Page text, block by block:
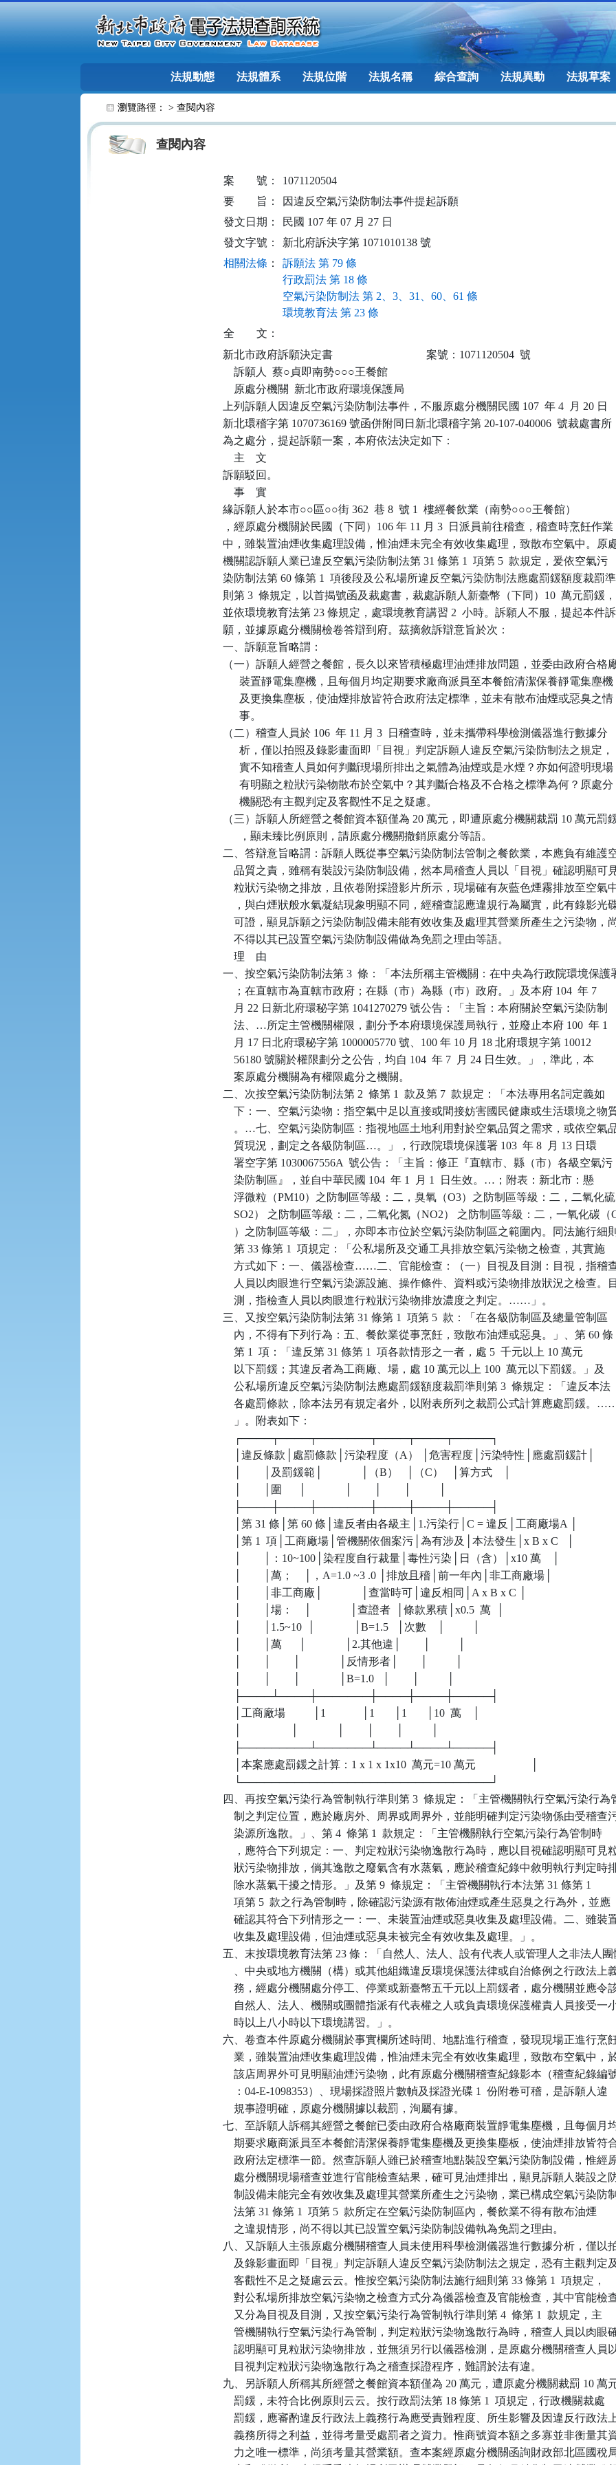
法規動態 法規體系 法規位階 法規名稱 綜合查詢 法規異動 法規草案
瀏覽路徑： > 查閱內容
查閱內容
案 號：
1071120504
要
旨：
因違反空氣污染防制法事件提起訴願
發文日期：
民國 107 年 07 月 27 日
發文字號：
新北府訴決字第 1071010138 號
相關法條 ：
訴願法 第 79 條
行政罰法 第 18 條
空氣污染防制法 第 2、3、31、60、61 條
環境教育法 第 23 條
全
文：
新北市政府訴願決定書                                  案號：1071120504  號
    訴願人  蔡○貞即南勢○○○王餐館
    原處分機關  新北市政府環境保護局
上列訴願人因違反空氣污染防制法事件，不服原處分機關民國 107  年 4  月 20 日
新北環稽字第 1070736169 號函併附同日新北環稽字第 20-107-040006  號裁處書所
為之處分，提起訴願一案，本府依法決定如下：
    主    文
訴願駁回。
    事    實
緣訴願人於本市○○區○○街 362  巷 8  號 1  樓經餐飲業（南勢○○○王餐館）
，經原處分機關於民國（下同）106 年 11 月 3  日派員前往稽查，稽查時烹飪作業
中，雖裝置油煙收集處理設備，惟油煙未完全有效收集處理，致散布空氣中。原
機關認訴願人業已違反空氣污染防制法第 31 條第 1  項第 5  款規定，爰依空氣污
染防制法第 60 條第 1  項後段及公私場所違反空氣污染防制法應處罰鍰額度裁罰準
則第 3  條規定，以首揭號函及裁處書，裁處訴願人新臺幣（下同）10  萬元罰鍰，
並依環境教育法第 23 條規定，處環境教育講習 2  小時。訴願人不服，提起本件訴
願，並據原處分機關檢卷答辯到府。茲摘敘訴辯意旨於次：
一、訴願意旨略謂：
（一）訴願人經營之餐館，長久以來皆積極處理油煙排放問題，並委由政府合格
      裝置靜電集塵機，且每個月均定期要求廠商派員至本餐館清潔保養靜電集塵機
      及更換集塵板，使油煙排放皆符合政府法定標準，並未有散布油煙或惡臭之情
      事。
（二）稽查人員於 106  年 11 月 3  日稽查時，並未攜帶科學檢測儀器進行數據分
      析，僅以拍照及錄影畫面即「目視」判定訴願人違反空氣污染防制法之規定，
      實不知稽查人員如何判斷現場所排出之氣體為油煙或是水煙？亦如何證明現場
      有明顯之粒狀污染物散布於空氣中？其判斷合格及不合格之標準為何？原處分
      機關恐有主觀判定及客觀性不足之疑慮。
（三）訴願人所經營之餐館資本額僅為 20 萬元，即遭原處分機關裁罰 10 萬元罰
      ，顯未臻比例原則，請原處分機關撤銷原處分等語。
二、答辯意旨略謂：訴願人既從事空氣污染防制法管制之餐飲業，本應負有維護
品質之責，雖稱有裝設污染防制設備，然本局稽查人員以「目視」確認明顯可
粒狀污染物之排放，且依卷附採證影片所示，現場確有灰藍色煙霧排放至空氣
，與白煙狀般水氣凝結現象明顯不同，經稽查認應違規行為屬實，此有錄影光
可證，顯見訴願之污染防制設備未能有效收集及處理其營業所產生之污染物，
    不得以其已設置空氣污染防制設備做為免罰之理由等語。
    理    由
一、按空氣污染防制法第 3  條：「本法所稱主管機關：在中央為行政院環境保護
    ；在直轄市為直轄市政府；在縣（市）為縣（巿）政府。」及本府 104  年 7
    月 22 日新北府環秘字第 1041270279 號公告：「主旨：本府關於空氣污染防制
    法、…所定主管機關權限，劃分予本府環境保護局執行，並廢止本府 100  年 1
    月 17 日北府環秘字第 1000005770 號、100 年 10 月 18 北府環規字第 10012
    56180 號關於權限劃分之公告，均自 104  年 7  月 24 日生效。」，準此，本
    案原處分機關為有權限處分之機關。
二、次按空氣污染防制法第 2  條第 1  款及第 7  款規定：「本法專用名詞定義如
下：一、空氣污染物：指空氣中足以直接或間接妨害國民健康或生活環境之物
。…七、空氣污染防制區：指視地區土地利用對於空氣品質之需求，或依空氣
    質現況，劃定之各級防制區…。」，行政院環境保護署 103  年 8  月 13 日環
    署空字第 1030067556A  號公告：「主旨：修正『直轄市、縣（市）各級空氣污
    染防制區』，並自中華民國 104  年 1  月 1  日生效。…；附表：新北市：懸
浮微粒（PM10）之防制區等級：二，臭氧（O3）之防制區等級：二，二氧化硫
SO2） 之防制區等級：二，二氧化氮（NO2） 之防制區等級：二，一氧化碳
    ）之防制區等級：二」，亦即本市位於空氣污染防制區之範圍內。同法施行細則
    第 33 條第 1  項規定：「公私場所及交通工具排放空氣污染物之檢查，其實施
方式如下：一、儀器檢查……二、官能檢查：（一）目視及目測：目視，指稽
    人員以肉眼進行空氣污染源設施、操作條件、資料或污染物排放狀況之檢查。目
    測，指檢查人員以肉眼進行粒狀污染物排放濃度之判定。……」。
三、又按空氣污染防制法第 31 條第 1  項第 5  款：「在各級防制區及總量管制區
    內，不得有下列行為：五、餐飲業從事烹飪，致散布油煙或惡臭。」、第 60 條
    第 1  項：「違反第 31 條第 1  項各款情形之一者，處 5  千元以上 10 萬元
    以下罰鍰；其違反者為工商廠、場，處 10 萬元以上 100  萬元以下罰鍰。」及
    公私場所違反空氣污染防制法應處罰鍰額度裁罰準則第 3  條規定：「違反本法
各處罰條款，除本法另有規定者外，以附表所列之裁罰公式計算應處罰鍰。
    」。附表如下：
    ┌────┬────┬───────┬────┬────┬─────┐
    │違反條款│處罰條款│污染程度（A） │危害程度│污染特性│應處罰鍰計│
    │        │及罰鍰範│              │（B）   │（C）   │算方式    │
    │        │圍      │              │        │        │          │
    ├────┼────┼───────┼────┼────┼─────┤
    │第 31 條│第 60 條│違反者由各級主│1.污染行│C = 違反│工商廠場A │
    │第 1  項│工商廠場│管機關依個案污│為有涉及│本法發生│x B x C   │
    │        │：10~100│染程度自行裁量│毒性污染│日（含）│x10 萬    │
    │        │萬；    │，A=1.0 ~3 .0 │排放且稽│前一年內│非工商廠場│
    │        │非工商廠│              │查當時可│違反相同│A x B x C │
    │        │場：    │              │查證者  │條款累積│x0.5  萬  │
    │        │1.5~10  │              │B=1.5   │次數    │          │
    │        │萬      │              │2.其他違│        │          │
    │        │        │              │反情形者│        │          │
    │        │        │              │B=1.0   │        │          │
    ├────┴────┼───────┼────┼────┼─────┤
    │工商廠場          │1             │1       │1       │10  萬    │
    ├─────────┴───────┴────┴────┴─────┤
    │本案應處罰鍰之計算：1 x 1 x 1x10  萬元=10 萬元                    │
    └─────────────────────────────────┘
四、再按空氣污染行為管制執行準則第 3  條規定：「主管機關執行空氣污染行為
制之判定位置，應於廠房外、周界或周界外，並能明確判定污染物係由受稽查
    染源所逸散。」、第 4  條第 1  款規定：「主管機關執行空氣污染行為管制時
，應符合下列規定：一、判定粒狀污染物逸散行為時，應以目視確認明顯可見
狀污染物排放，倘其逸散之廢氣含有水蒸氣，應於稽查紀錄中敘明執行判定時
    除水蒸氣干擾之情形。」及第 9  條規定：「主管機關執行本法第 31 條第 1
    項第 5  款之行為管制時，除確認污染源有散佈油煙或產生惡臭之行為外，並應
確認其符合下列情形之一：一、未裝置油煙或惡臭收集及處理設備。二、雖裝
    收集及處理設備，但油煙或惡臭未被完全有效收集及處理。」。
五、末按環境教育法第 23 條：「自然人、法人、設有代表人或管理人之非法人團
、中央或地方機關（構）或其他組織違反環境保護法律或自治條例之行政法上
務，經處分機關處分停工、停業或新臺幣五千元以上罰鍰者，處分機關並應令
自然人、法人、機關或團體指派有代表權之人或負責環境保護權責人員接受一
    時以上八小時以下環境講習。」。
六、卷查本件原處分機關於事實欄所述時間、地點進行稽查，發現現場正進行烹
業，雖裝置油煙收集處理設備，惟油煙未完全有效收集處理，致散布空氣中，
該店周界外可見明顯油煙污染物，此有原處分機關稽查紀錄影本（稽查紀錄編
    ：04-E-1098353）、現場採證照片數幀及採證光碟 1  份附卷可稽，是訴願人違
    規事證明確，原處分機關據以裁罰，洵屬有據。
七、至訴願人訴稱其經營之餐館已委由政府合格廠商裝置靜電集塵機，且每個月
期要求廠商派員至本餐館清潔保養靜電集塵機及更換集塵板，使油煙排放皆符
政府法定標準一節。然查訴願人雖已於稽查地點裝設空氣污染防制設備，惟經
處分機關現場稽查並進行官能檢查結果，確可見油煙排出，顯見訴願人裝設之
    制設備未能完全有效收集及處理其營業所產生之污染物，業已構成空氣污染防制
    法第 31 條第 1  項第 5  款所定在空氣污染防制區內，餐飲業不得有散布油煙
    之違規情形，尚不得以其已設置空氣污染防制設備執為免罰之理由。
八、又訴願人主張原處分機關稽查人員未使用科學檢測儀器進行數據分析，僅以
    及錄影畫面即「目視」判定訴願人違反空氣污染防制法之規定，恐有主觀判定及
    客觀性不足之疑慮云云。惟按空氣污染防制法施行細則第 33 條第 1  項規定，
對公私場所排放空氣污染物之檢查方式分為儀器檢查及官能檢查，其中官能檢
    又分為目視及目測，又按空氣污染行為管制執行準則第 4  條第 1  款規定，主
管機關執行空氣污染行為管制，判定粒狀污染物逸散行為時，稽查人員以肉眼
認明顯可見粒狀污染物排放，並無須另行以儀器檢測，是原處分機關稽查人員
    目視判定粒狀污染物逸散行為之稽查採證程序，難謂於法有違。
九、另訴願人所稱其所經營之餐館資本額僅為 20 萬元，遭原處分機關裁罰 10 萬
    罰鍰，未符合比例原則云云。按行政罰法第 18 條第 1  項規定，行政機關裁處
罰鍰，應審酌違反行政法上義務行為應受責難程度、所生影響及因違反行政法
義務所得之利益，並得考量受處罰者之資力。惟商號資本額之多寡並非衡量其
力之唯一標準，尚須考量其營業額。查本案經原處分機關函詢財政部北區國稅